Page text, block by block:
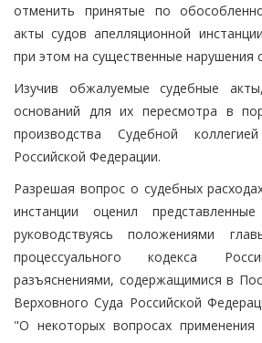
отменить принятые по
акты судов апелляционной
при этом на существенные нарушения
Изучив обжалуемые судебные
оснований для их пересмотра в
производства Судебной
Российской Федерации.
Разрешая вопрос о судебных
инстанции оценил
руководствуясь положениями
процессуального кодекса
разъяснениями, содержащимися в
Верховного Суда Российской
"О некоторых вопросах применения